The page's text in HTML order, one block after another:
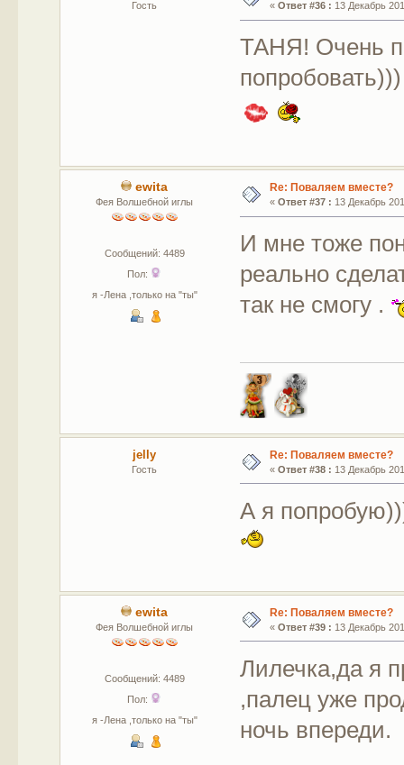
Гость « Ответ #36 : 13 Декабрь
ТАНЯ! Очень
ewita
Фея Волшебной иглы
Сообщений: 4489
Пол:
я -Лена ,только на "ты"
Re: Поваляем вместе?
« Ответ #37 : 13 Декабрь
И мне тоже
реально
так не смогу .
jelly
Гость
Re: Поваляем вместе?
« Ответ #38 : 13 Декабрь
А я
ewita
Фея Волшебной иглы
Сообщений: 4489
Пол:
я -Лена ,только на "ты"
Re: Поваляем вместе?
« Ответ #39 : 13 Декабрь
Лилечка,да я
,палец уже
ночь впереди.